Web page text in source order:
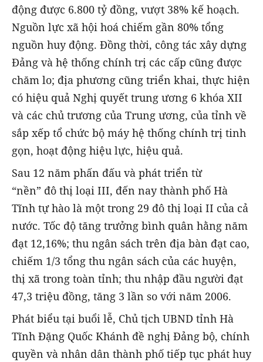
động được 6.800 tỷ đồng, vượt 38% kế hoạch.
Nguồn lực xã hội hoá chiếm gần 80% tổng
nguồn huy động. Đồng thời, công tác xây dựng
Đảng và hệ thống chính trị các cấp cũng được
chăm lo; địa phương cũng triển khai, thực hiện
có hiệu quả Nghị quyết trung ương 6 khóa XII
và các chủ trương của Trung ương, của tỉnh về
sắp xếp tổ chức bộ máy hệ thống chính trị tinh
gọn, hoạt động hiệu lực, hiệu quả.
Sau 12 năm phấn đấu và phát triển từ
“nền” đô thị loại III, đến nay thành phố Hà
Tĩnh tự hào là một trong 29 đô thị loại II của cả
nước. Tốc độ tăng trưởng bình quân hằng năm
đạt 12,16%; thu ngân sách trên địa bàn đạt cao,
chiếm 1/3 tổng thu ngân sách của các huyện,
thị xã trong toàn tỉnh; thu nhập đầu người đạt
47,3 triệu đồng, tăng 3 lần so với năm 2006.
Phát biểu tại buổi lễ, Chủ tịch UBND tỉnh Hà
Tĩnh Đặng Quốc Khánh đề nghị Đảng bộ, chính
quyền và nhân dân thành phố tiếp tục phát huy